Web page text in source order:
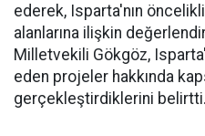
ederek, Isparta'nın
alanlarına ilişkin
Milletvekili Gökgöz,
eden projeler hakkında
gerçekleştirdiklerini belirtti.